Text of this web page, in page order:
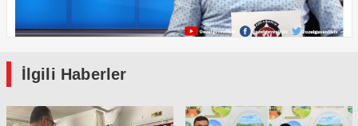
İlgili Haberler